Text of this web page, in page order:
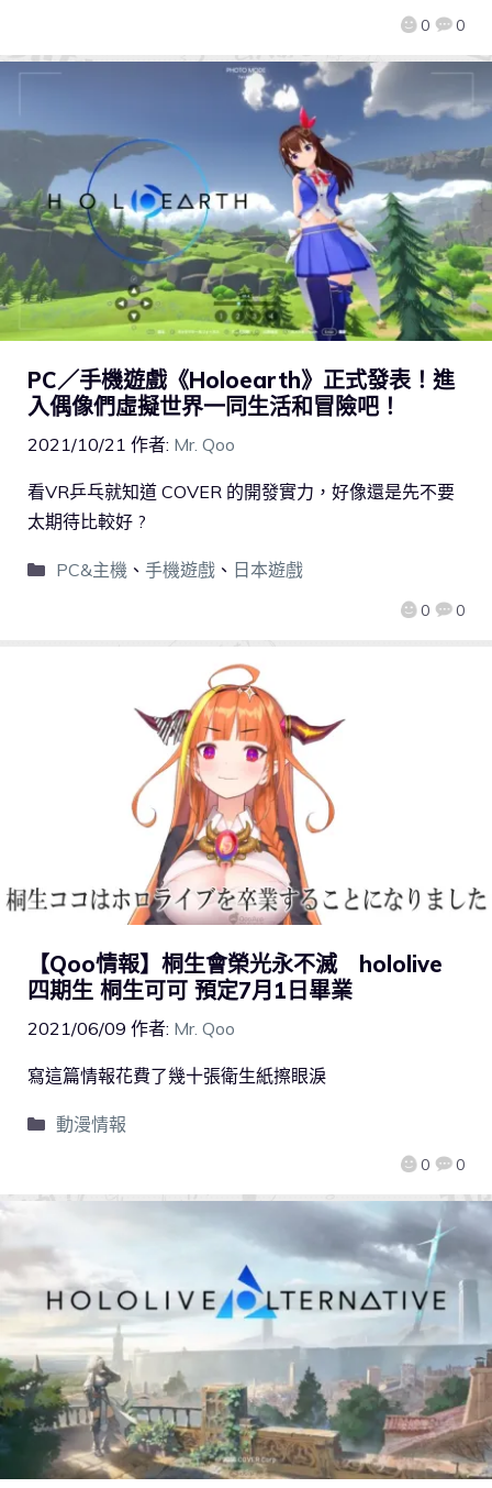
0 0
PC／手機遊戲《Holoearth》正式發表！進
入偶像們虛擬世界一同生活和冒險吧！
2021/10/21 作者: Mr. Qoo
0 0
看VR乒乓就知道 COVER 的開發實力，好像還是先不要
太期待比較好 ?
PC&主機 、 手機遊戲、 日本遊戲
【Qoo情報】桐生會榮光永不滅 hololive
四期生 桐生可可 預定7月1日畢業
2021/06/09 作者: Mr. Qoo
0 0
寫這篇情報花費了幾十張衛生紙擦眼淚
動漫情報